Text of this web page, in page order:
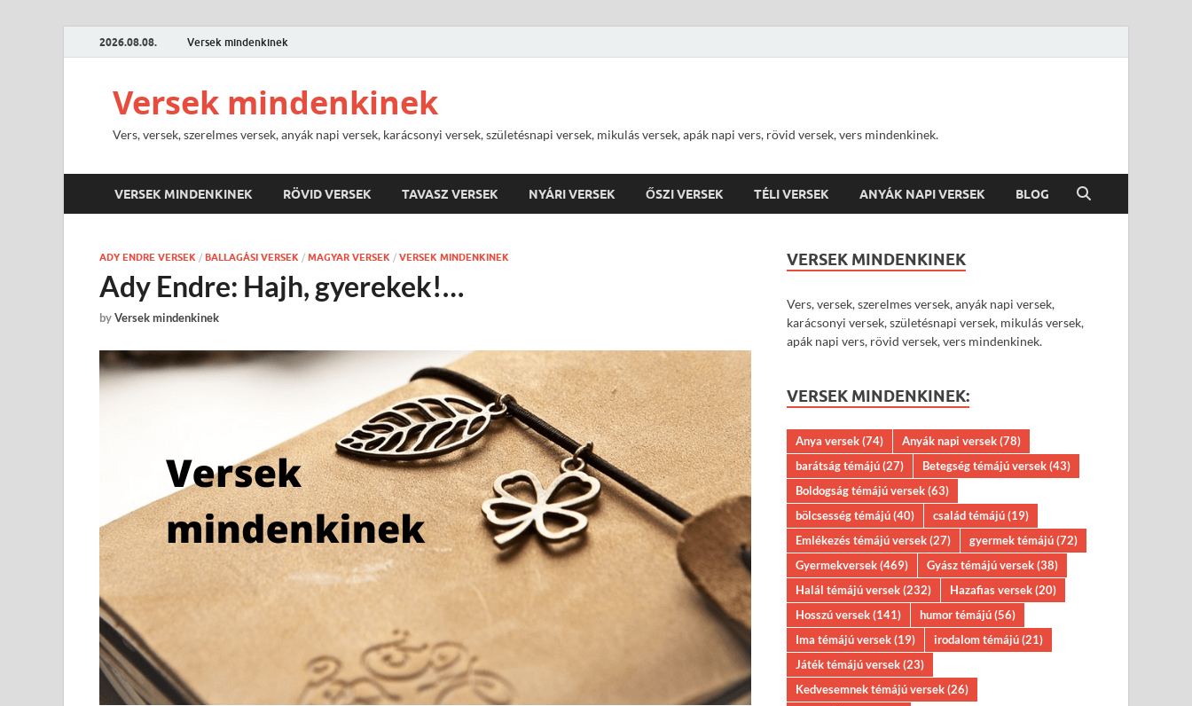
2026.08.08. Versek mindenkinek
Versek mindenkinek
Vers, versek, szerelmes versek, anyák napi versek, karácsonyi versek, születésnapi versek, mikulás versek, apák napi vers, rövid versek, vers mindenkinek.
VERSEK MINDENKINEK RÖVID VERSEK TAVASZ VERSEK NYÁRI VERSEK ŐSZI VERSEK TÉLI VERSEK ANYÁK NAPI VERSEK BLOG
ADY ENDRE VERSEK / BALLAGÁSI VERSEK / MAGYAR VERSEK / VERSEK MINDENKINEK
Ady Endre: Hajh, gyerekek!…
byVersek mindenkinek
VERSEK MINDENKINEK
Vers, versek, szerelmes versek, anyák napi versek,
karácsonyi versek, születésnapi versek, mikulás versek,
apák napi vers, rövid versek, vers mindenkinek.
VERSEK MINDENKINEK:
Anya versek(74) Anyák napi versek(78)
barátság témájú(27) Betegség témájú versek(43)
Boldogság témájú versek(63)
bölcsesség témájú(40) család témájú(19)
Emlékezés témájú versek(27) gyermek témájú(72)
Gyermekversek(469) Gyász témájú versek(38)
Halál témájú versek(232) Hazafias versek(20)
Hosszú versek(141) humor témájú(56)
Ima témájú versek(19) irodalom témájú(21)
Játék témájú versek(23)
Kedvesemnek témájú versek(26)